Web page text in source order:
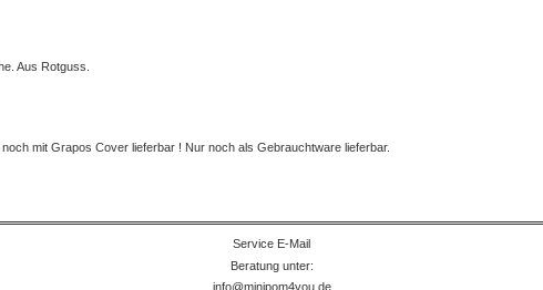
Aus Rotguss.
mit Grapos Cover lieferbar ! Nur noch als Gebrauchtware lieferbar.
Service E-Mail
Beratung unter:
info@minipom4you.de